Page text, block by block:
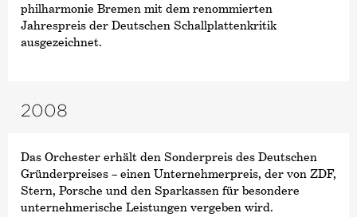
philharmonie Bremen mit dem renommierten
Jahrespreis der Deutschen Schallplattenkritik
ausgezeichnet.
2008
Das Orchester erhält den Sonderpreis des Deutschen
Gründerpreises – einen Unternehmerpreis, der von ZDF,
Stern, Porsche und den Sparkassen für besondere
unternehmerische Leistungen vergeben wird.